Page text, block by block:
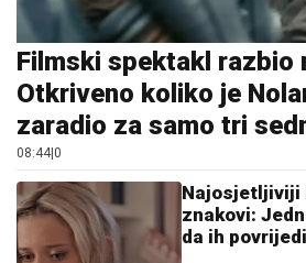
Filmski spektakl razbio
Otkriveno koliko je
zaradio za samo tri
08:44|0
Najosjetljiviji
znakovi:
da ih povrijedi